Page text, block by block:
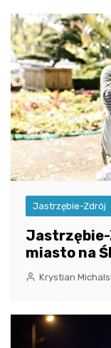
Jastrzębie-Zdrój
Jastrzębie-
miasto na
Krystian